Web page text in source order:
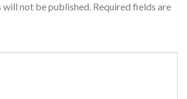
will not be published. Required fields are